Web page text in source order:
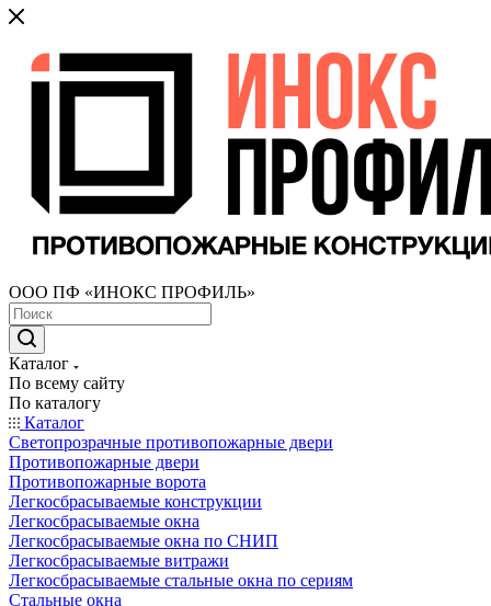
ООО ПФ «ИНОКС ПРОФИЛЬ»
Каталог
По всему сайту
По каталогу
Каталог
Светопрозрачные противопожарные двери
Противопожарные двери
Противопожарные ворота
Легкосбрасываемые конструкции
Легкосбрасываемые окна
Легкосбрасываемые окна по СНИП
Легкосбрасываемые витражи
Легкосбрасываемые стальные окна по сериям
Стальные окна